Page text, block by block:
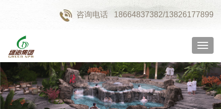
咨询电话 18664837382/13826177899
切
导
航